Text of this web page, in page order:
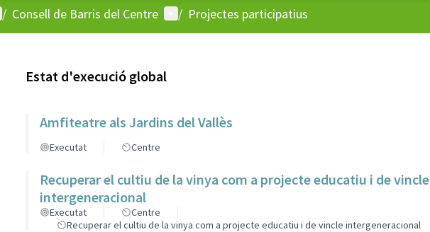
d'usuari
/ Consell de Barris del Centre Menú d'usuari
/ Projectes participatius
Estat d'execució global
Amfiteatre als Jardins del Vallès
Executat Centre
Recuperar el cultiu de la vinya com a projecte educatiu i de vincle
intergeneracional
Executat
Centre
Recuperar el cultiu de la vinya com a projecte educatiu i de vincle intergeneracional